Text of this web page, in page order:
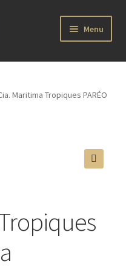
Menu
Maritima Tropiques PARÉO